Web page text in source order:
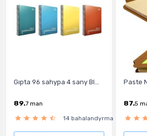
Gıpta 96 sahypa 4 sany Bl...
89.7 man
14 bahalandyrma
Paste
87.5